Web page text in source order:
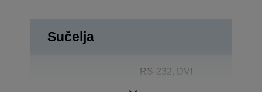
Sučelja
RS-232, DVI